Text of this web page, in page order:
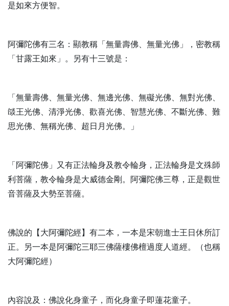
是如來方便智。
阿彌陀佛有三名：顯教稱「無量壽佛、無量光佛」，密教稱
「甘露王如來」。另有十三號是：
「無量壽佛、無量光佛、無邊光佛、無礙光佛、無對光佛、
燄王光佛、清淨光佛、歡喜光佛、智慧光佛、不斷光佛、難
思光佛、無稱光佛、超日月光佛。」
「阿彌陀佛」又有正法輪身及教令輪身，正法輪身是文殊師
利菩薩，教令輪身是大威德金剛。阿彌陀佛三尊，正是觀世
音菩薩及大勢至菩薩。
佛說的【大阿彌陀經】有二本，一本是宋朝進士王日休所訂
正。另一本是阿彌陀三耶三佛薩樓佛檀過度人道經。（也稱
大阿彌陀經）
內容說及：佛說化身童子，而化身童子即蓮花童子。